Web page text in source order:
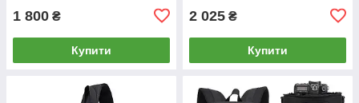
1 800 ₴
Купити
2 025 ₴
Купити